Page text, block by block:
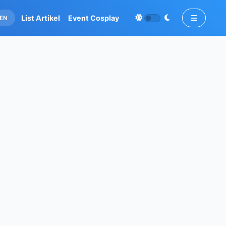
EN List Artikel Event Cosplay